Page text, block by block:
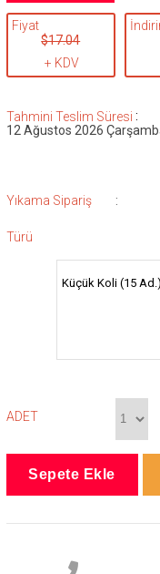
Fiyat
$17.04
+ KDV
Tahmini Teslim Süresi :
12 Ağustos 2026
Yıkama Sipariş
Türü
:
Küçük Koli (15 Ad.)
ADET